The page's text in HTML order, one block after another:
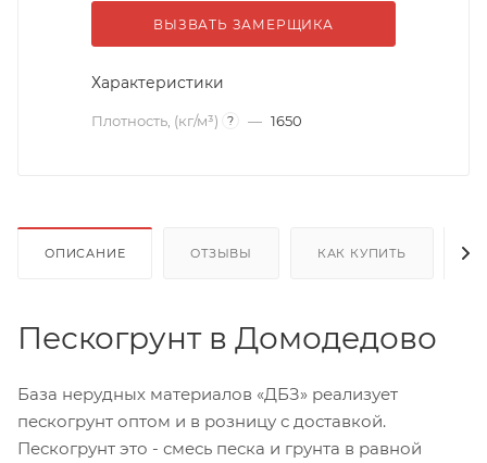
ВЫЗВАТЬ ЗАМЕРЩИКА
Характеристики
Плотность, (кг/м³) ? — 1650
ОПИСАНИЕ ОТЗЫВЫ КАК КУПИТЬ
Пескогрунт в Домодедово
База нерудных материалов «ДБЗ» реализует
пескогрунт оптом и в розницу с доставкой.
Пескогрунт это - смесь песка и грунта в равной